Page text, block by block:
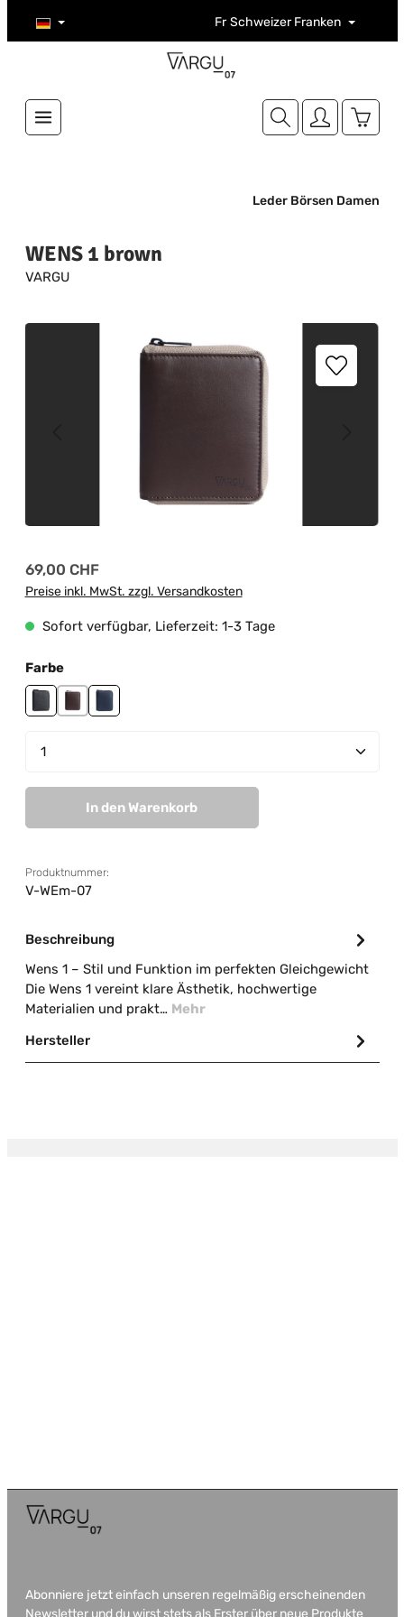
Zum Hauptinhalt springen Fr Schweizer Franken
Leder Börsen Damen
WENS 1 brown
VARGU
Bildergalerie überspringen
Regulärer Preis:
69,00 CHF
Preise inkl. MwSt. zzgl. Versandkosten
Sofort verfügbar, Lieferzeit: 1-3 Tage
Farbeauswählen
blackbrownnavy
Produkt Anzahl: Gib den gewünschten Wert ein
In den Warenkorb
Produktnummer:
V-WEm-07
Beschreibung
Wens 1 – Stil und Funktion im perfekten Gleichgewicht
Die Wens 1 vereint klare Ästhetik, hochwertige
Materialien und prakt… Mehr
Hersteller
Abonniere jetzt einfach unseren regelmäßig erscheinenden
Newsletter und du wirst stets als Erster über neue Produkte